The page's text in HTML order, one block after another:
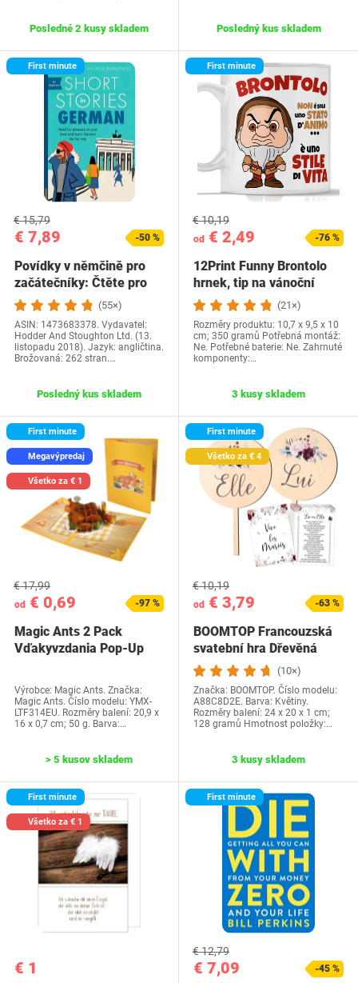
Posledné 2 kusy skladem Posledný kus skladem
First minute
€ 7,89
€ 15,79
-50 %
Povídky v němčině pro
začátečníky: Čtěte pro
radost na své…(55×)
ASIN: 1473683378. Vydavatel:
Hodder And Stoughton Ltd. (13.
listopadu 2018). Jazyk: angličtina.
Brožovaná: 262 stran.…
Posledný kus skladem
First minute
od € 2,49
€ 10,19
-76 %
12Print Funny Brontolo
hrnek, tip na vánoční
dárek a…
(21×)
Rozměry produktu: 10,7 x 9,5 x 10
cm; 350 gramů Potřebná montáž:
Ne. Potřebné baterie: Ne. Zahrnuté
komponenty:…
3 kusy skladem
First minute
Megavýpredaj
Všetko za € 1
od € 0,69
€ 17,99
-97 %
Magic Ants 2 Pack
Vďakyvzdania Pop-Up
Výrobce: Magic Ants. Značka:
Magic Ants. Číslo modelu: YMX-
LTF314EU. Rozměry balení: 20,9 x
16 x 0,7 cm; 50 g. Barva:…
> 5 kusov skladem
First minute
Všetko za € 4
od € 3,79
€ 10,19
-63 %
BOOMTOP Francouzská
svatební hra Dřevěná
cedulka a kvízové…
(10×)
Značka: BOOMTOP. Číslo modelu:
A88C8D2E. Barva: Květiny.
Rozměry balení: 24 x 20 x 1 cm;
128 gramů Hmotnost položky:…
3 kusy skladem
First minute
Všetko za € 1
€ 1
First minute
€ 7,09
€ 12,79
-45 %